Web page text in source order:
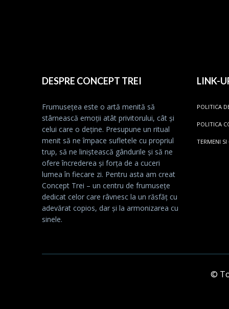
DESPRE CONCEPT TREI
Frumusețea este o artă menită să
stârnească emoții atât privitorului, cât și
celui care o deține. Presupune un ritual
menit să ne împace sufletele cu propriul
trup, să ne liniștească gândurile și să ne
ofere încrederea și forța de a cuceri
lumea în fiecare zi. Pentru asta am creat
Concept Trei – un centru de frumusețe
dedicat celor care râvnesc la un răsfăț cu
adevărat copios, dar și la armonizarea cu
sinele.
LINK-
POLITICA
POLITICA
TERMENI
©